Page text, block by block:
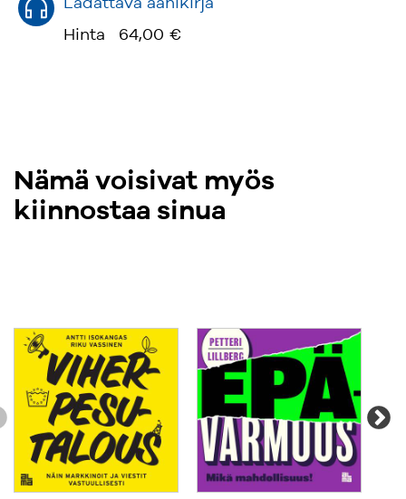
Ladattava äänikirja
Hinta
64,00 €
Nämä voisivat myös
kiinnostaa sinua